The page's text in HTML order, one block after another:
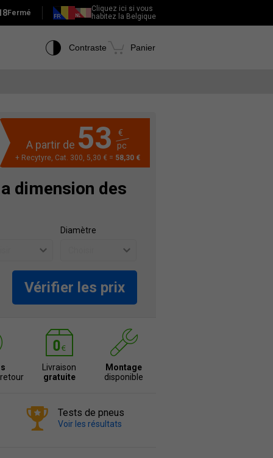
Fermé
Cliquez ici si vous
habitez la Belgique
Contraste Panier
A partir de 53
€
pc
+ Recytyre, Cat. 300, 5,30 € = 58,30 €
dimension des
Diamètre
Vérifier les prix
Livraison
gratuite
Montage
disponible
Tests de pneus
Voir les résultats